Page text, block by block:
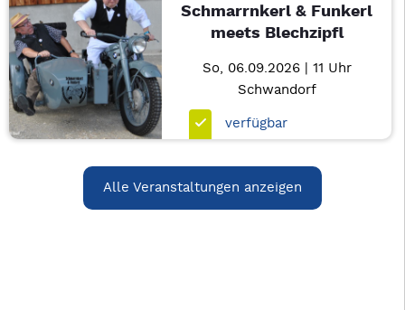
Schmarrnkerl & Funkerl
meets Blechzipfl
So, 06.09.2026 | 11 Uhr
Schwandorf
verfügbar
Alle Veranstaltungen anzeigen